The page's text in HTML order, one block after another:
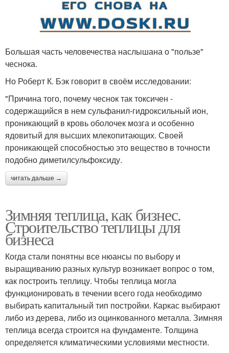
Большая часть человечества наслышана о "пользе"
чеснока.
Но Роберт К. Бэк говорит в своём исследовании:
"Причина того, почему чеснок так токсичен -
содержащийся в нем сульфанил-гидроксильный ион,
проникающий в кровь оболочек мозга и особенно
ядовитый для высших млекопитающих. Своей
проникающей способностью это вещество в точности
подобно диметилсульфоксиду.
читать дальше →
Зимняя теплица, как бизнес.
Строительство теплицы для
бизнеса
Когда стали понятны все нюансы по выбору и
выращиванию разных культур возникает вопрос о том,
как построить теплицу. Чтобы теплица могла
функционировать в течении всего года необходимо
выбирать капитальный тип постройки. Каркас выбирают
либо из дерева, либо из оцинкованного металла. Зимняя
теплица всегда строится на фундаменте. Толщина
определяется климатическими условиями местности.